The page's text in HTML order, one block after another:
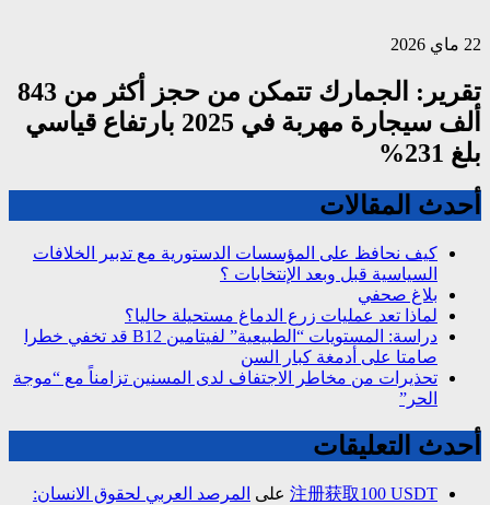
22 ماي 2026
تقرير: الجمارك تتمكن من حجز أكثر من 843
ألف سيجارة مهربة في 2025 بارتفاع قياسي
بلغ 231%
أحدث المقالات
كيف نحافظ على المؤسسات الدستورية مع تدبير الخلافات
السياسية قبل وبعد الإنتخابات ؟
بلاغ صحفي
لماذا تعد عمليات زرع الدماغ مستحيلة حاليا؟
دراسة: المستويات “الطبيعية” لفيتامين B12 قد تخفي خطرا
صامتا على أدمغة كبار السن
تحذيرات من مخاطر الاجتفاف لدى المسنين تزامناً مع “موجة
الحر”
أحدث التعليقات
注册获取100 USDT على المرصد العربي لحقوق الانسان: